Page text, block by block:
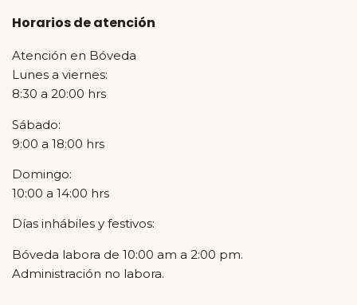
Horarios de atención
Atención en Bóveda
Lunes a viernes:
8:30 a 20:00 hrs
Sábado:
9:00 a 18:00 hrs
Domingo:
10:00 a 14:00 hrs
Días inhábiles y festivos:
Bóveda labora de 10:00 am a 2:00 pm.
Administración no labora.